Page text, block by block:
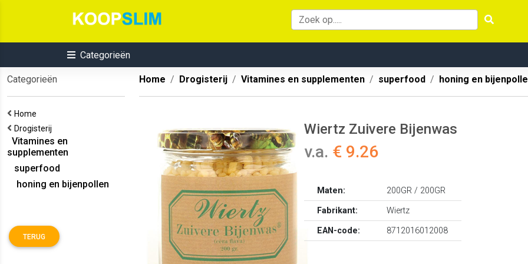
Categorieën
Categorieën
Home
Drogisterij
Vitamines en
supplementen
superfood
honing en bijenpollen
TERUG
Home Drogisterij Vitamines en supplementen superfood honing en
Wiertz Zuivere Bijenwas
v.a. € 9.26
Maten:
200GR / 200GR
Fabrikant:
Wiertz
EAN-code:
8712016012008